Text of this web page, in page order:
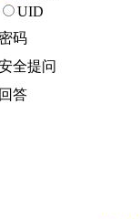
UID
密码
全提问
回答